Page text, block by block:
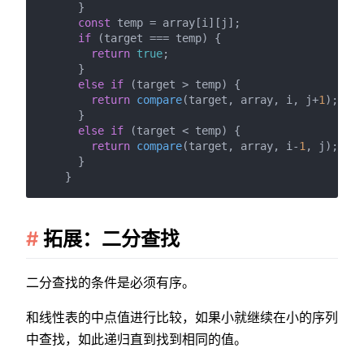
      }
const temp = array[i][j];
if (target === temp) {
return true;
      }
else if (target > temp) {
return compare(target, array, i, j+1);
      }
else if (target < temp) {
return compare(target, array, i-1, j);
      }
拓展：二分查找
二分查找的条件是必须有序。
和线性表的中点值进行比较，如果小就继续在小的序列
中查找，如此递归直到找到相同的值。